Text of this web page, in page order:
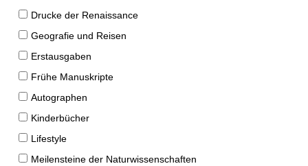
Drucke der Renaissance
Geografie und Reisen
Erstausgaben
Frühe Manuskripte
Autographen
Kinderbücher
Lifestyle
Meilensteine der Naturwissenschaften